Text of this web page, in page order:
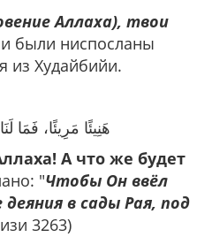
Аллаха), твои
были ниспосланы
из Худайбийи.
هَنِيئًا مَرِيئًا،
А что же будет
"Чтобы Он ввёл
в сады Рая, под
3263)